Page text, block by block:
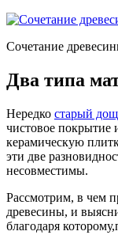
Сочетание
Два типа
Нередко старый
чистовое покрытие
керамическую
эти две
несовместимы.
Рассмотрим, в чем
древесины, и
благодаря